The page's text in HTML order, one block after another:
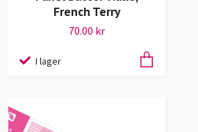
French Terry
70.00 kr
I lager